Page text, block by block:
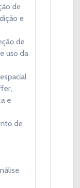
de
e
de
uso da
e
de